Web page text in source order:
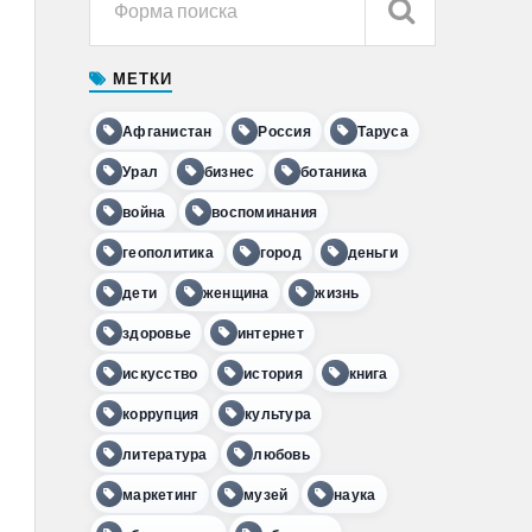
МЕТКИ
Афганистан Россия Таруса
Урал бизнес ботаника
война воспоминания
геополитика город деньги
дети женщина жизнь
здоровье интернет
искусство история книга
коррупция культура
литература любовь
маркетинг музей наука